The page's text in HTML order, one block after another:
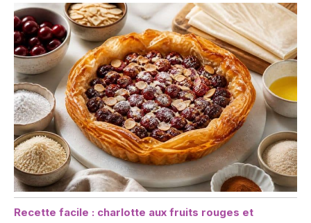
Recette facile : charlotte aux fruits rouges et